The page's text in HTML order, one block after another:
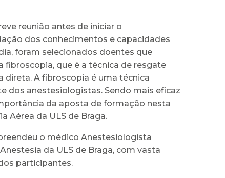
reunião antes de iniciar o
dos conhecimentos e capacidades
foram selecionados doentes que
fibroscopia, que é a técnica de resgate
direta. A fibroscopia é uma técnica
dos anestesiologistas. Sendo mais eficaz
da aposta de formação nesta
Aérea da ULS de Braga.
o médico Anestesiologista
da ULS de Braga, com vasta
participantes.